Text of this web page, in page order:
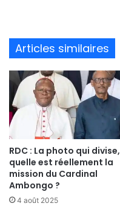
Articles similaires
RDC : La photo qui divise,
quelle est réellement la
mission du Cardinal
Ambongo ?
4 août 2025